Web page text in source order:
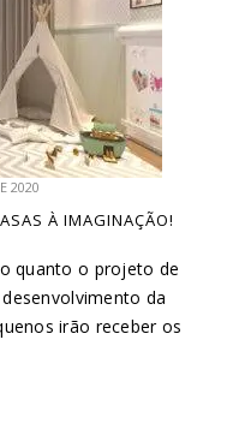
2020
À IMAGINAÇÃO!
quanto o projeto de
da
irão receber os